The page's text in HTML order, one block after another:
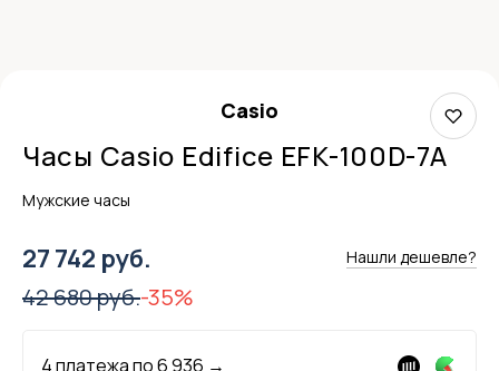
Casio
Часы Casio Edifice EFK-100D-7A
Мужские часы
27 742 руб. Нашли дешевле?
42 680 руб.-35%
4 платежа по6 936 →